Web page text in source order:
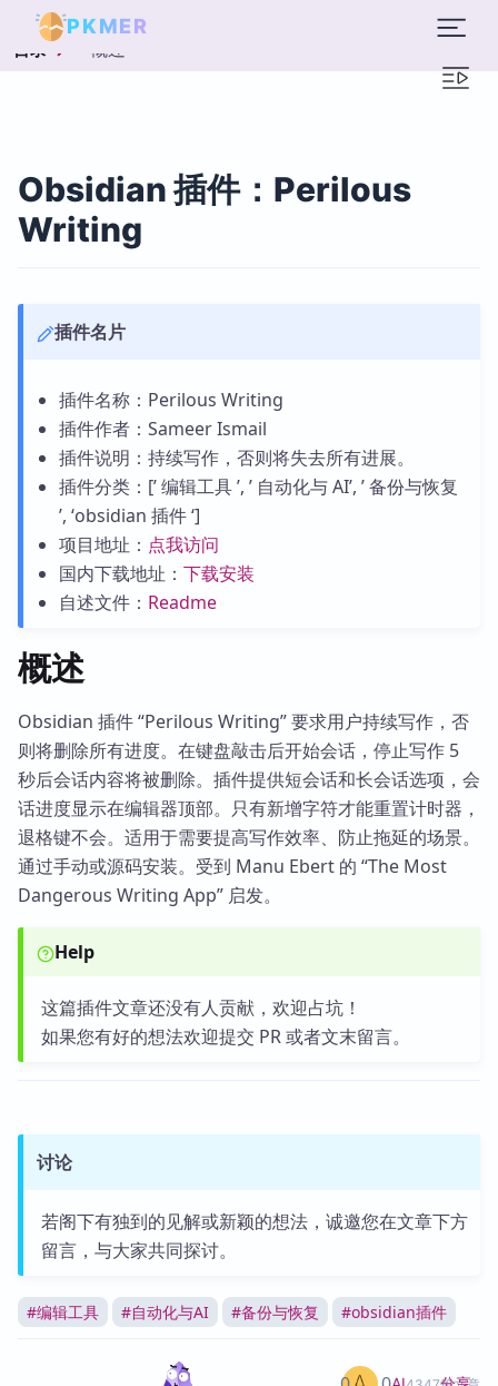
PKMER
目录 概述
Obsidian 插件：Perilous
Writing
插件名片
插件名称：Perilous Writing
插件作者：Sameer Ismail
插件说明：持续写作，否则将失去所有进展。
插件分类：[’ 编辑工具 ’, ’ 自动化与 AI’, ’ 备份与恢复
’, ‘obsidian 插件 ‘]
项目地址： 点我访问
国内下载地址： 下载安装
自述文件： Readme
概述
Obsidian 插件 “Perilous Writing” 要求用户持续写作，否
则将删除所有进度。在键盘敲击后开始会话，停止写作 5
秒后会话内容将被删除。插件提供短会话和长会话选项，会
话进度显示在编辑器顶部。只有新增字符才能重置计时器，
退格键不会。适用于需要提高写作效率、防止拖延的场景。
通过手动或源码安装。受到 Manu Ebert 的 “The Most
Dangerous Writing App” 启发。
Help
这篇插件文章还没有人贡献，欢迎占坑！
如果您有好的想法欢迎提交 PR 或者文末留言。
讨论
若阁下有独到的见解或新颖的想法，诚邀您在文章下方
留言，与大家共同探讨。
#编辑工具 #自动化与AI #备份与恢复 #obsidian插件